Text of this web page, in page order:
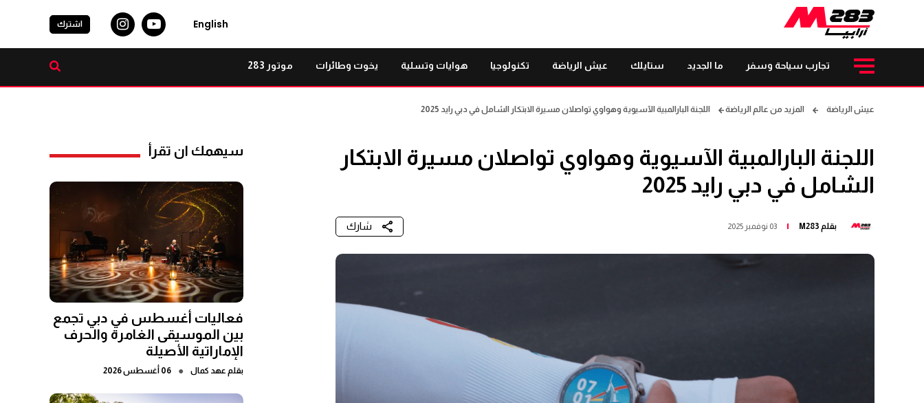
English اشترك
تجارب سياحة وسفر ما الجديد ستايلك عيش الرياضة تكنولوجيا هوايات وتسلية يخوت وطائرات موتور 283
عيش الرياضة المزيد من عالم الرياضة اللجنة البارالمبية الآسيوية وهواوي تواصلان مسيرة الابتكار الشامل في دبي رايد 2025
اللجنة البارالمبية الآسيوية وهواوي تواصلان مسيرة الابتكار
الشامل في دبي رايد 2025
بقلم M283 03 نوفمبر 2025 شارك
سيهمك ان تقرأ
فعاليات أغسطس في دبي تجمع
بين الموسيقى الغامرة والحرف
الإماراتية الأصيلة
بقلم عهد كمال ● 06 أغسطس 2026